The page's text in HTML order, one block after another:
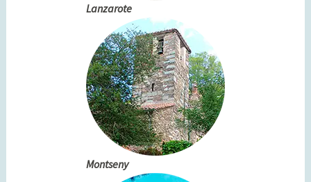
Lanzarote
Montseny